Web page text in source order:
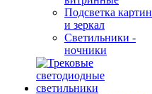
Подсветка картин
и зеркал
Светильники -
ночники